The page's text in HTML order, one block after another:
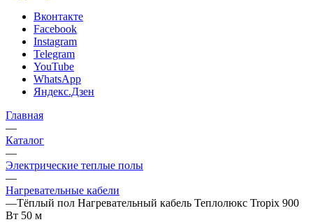
Вконтакте
Facebook
Instagram
Telegram
YouTube
WhatsApp
Яндекс.Дзен
Главная
—
Каталог
—
Электрические теплые полы
—
Нагревательные кабели
—Тёплый пол Нагревательный кабель Теплолюкс Tropix 900
Вт 50 м